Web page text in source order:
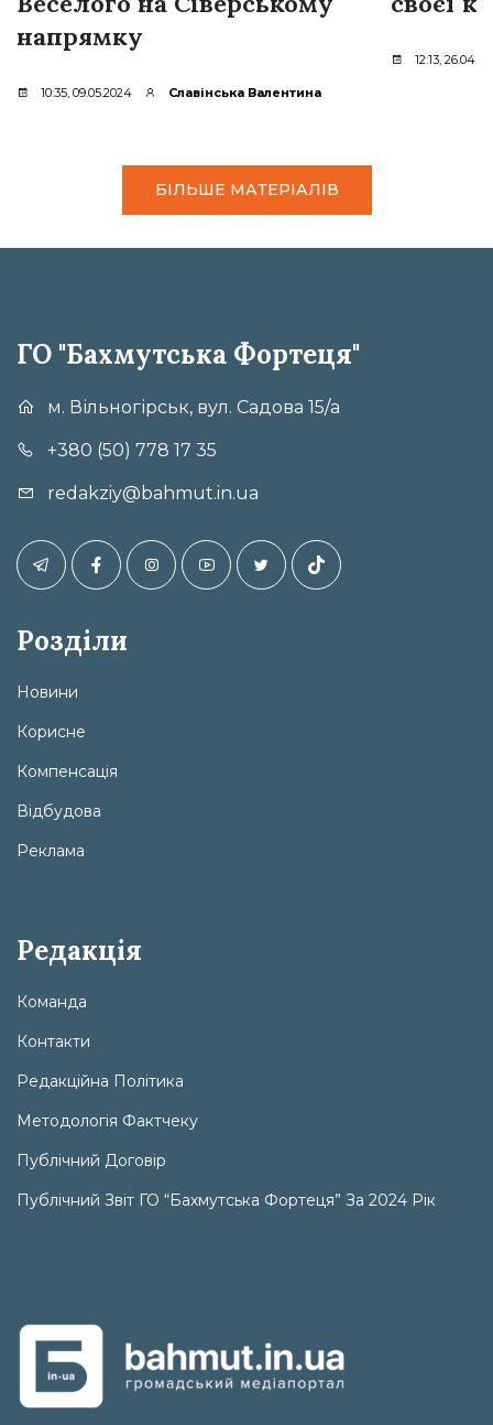
напрямку
10:35, 09.05.2024 Славінська Валентина
12:13,
БІЛЬШЕ МАТЕРІАЛІВ
ГО "Бахмутська Фортеця"
м. Вільногірськ, вул. Садова 15/а
+380 (50) 778 17 35
redakziy@bahmut.in.ua
Розділи
Новини
Корисне
Компенсація
Відбудова
Реклама
Редакція
Команда
Контакти
Редакційна Політика
Методологія Фактчеку
Публічний Договір
Публічний Звіт ГО “Бахмутська Фортеця” За 2024 Рік